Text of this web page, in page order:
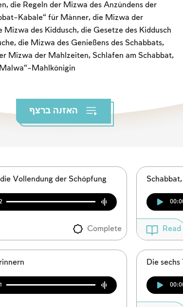
die Regeln der Mizwa des Anzündens der
Kabale“ für Männer, die Mizwa der
Mizwa des Kiddusch, die Gesetze des Kiddusch
die Mizwa des Genießens des Schabbats,
Mizwa der Mahlzeiten, Schlafen am Schabbat,
Mahlkönigin
האזנה ברצף
Vollendung der Schöpfung
Complete Read
Die